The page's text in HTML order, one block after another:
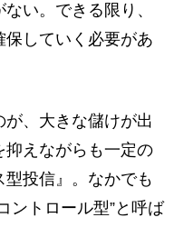
い。できる限り、
保していく必要があ
、大きな儲けが出
抑えながらも一定の
投信』。なかでも
ントロール型”と呼ば